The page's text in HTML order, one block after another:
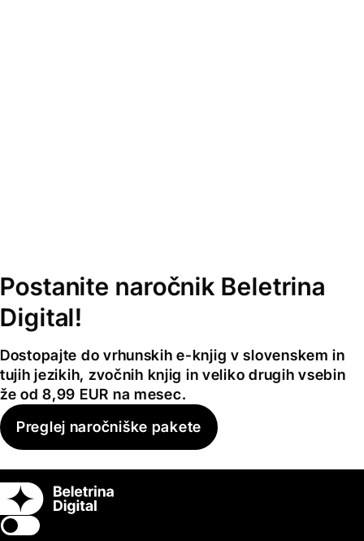
Postanite naročnik Beletrina
Digital!
Dostopajte do vrhunskih e-knjig v slovenskem in
tujih jezikih, zvočnih knjig in veliko drugih vsebin
že od 8,99 EUR na mesec.
Preglej naročniške pakete
Switch theme